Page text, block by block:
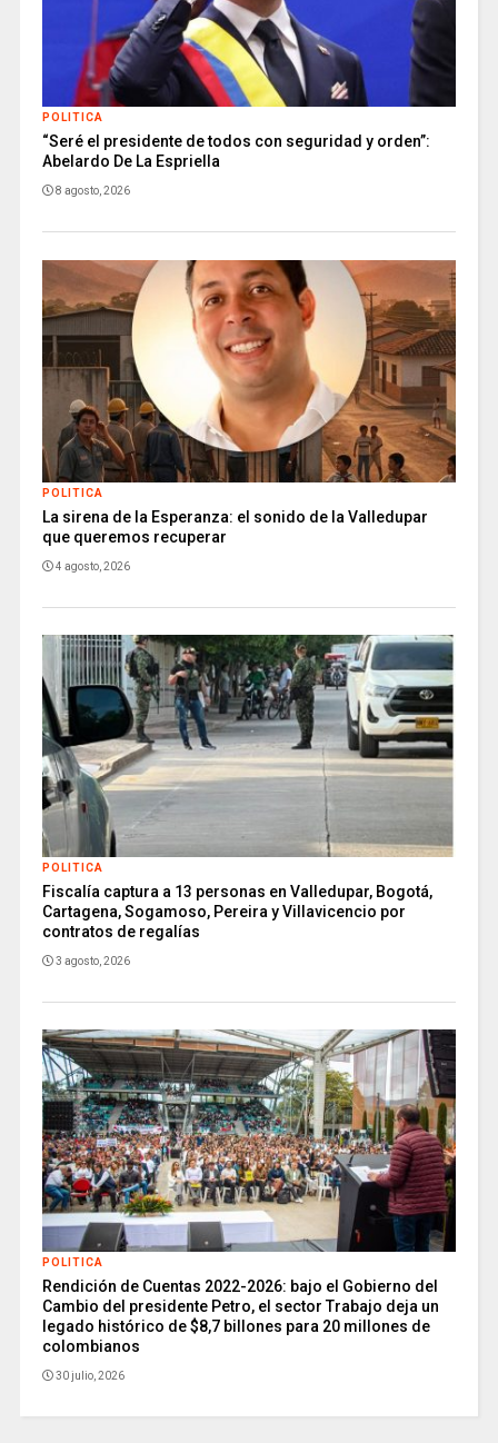
POLITICA
“Seré el presidente de todos con seguridad y orden”:
Abelardo De La Espriella
8 agosto, 2026
POLITICA
La sirena de la Esperanza: el sonido de la Valledupar
que queremos recuperar
4 agosto, 2026
POLITICA
Fiscalía captura a 13 personas en Valledupar, Bogotá,
Cartagena, Sogamoso, Pereira y Villavicencio por
contratos de regalías
3 agosto, 2026
POLITICA
Rendición de Cuentas 2022-2026: bajo el Gobierno del
Cambio del presidente Petro, el sector Trabajo deja un
legado histórico de $8,7 billones para 20 millones de
colombianos
30 julio, 2026